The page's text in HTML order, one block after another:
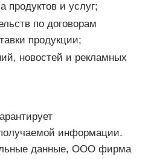
продуктов и услуг;
по договорам
продукции;
новостей и рекламных
информации.
данные, ООО фирма